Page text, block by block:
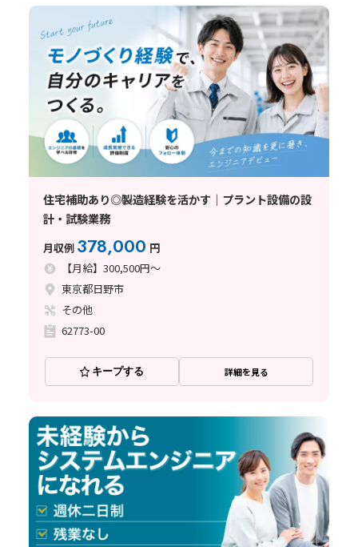
住宅補助あり◎製造経験を活かす｜プラント設備の設
計・試験業務
月収例 378,000 円
【月給】300,500円～
東京都日野市
その他
62773-00
キープする 詳細を見る